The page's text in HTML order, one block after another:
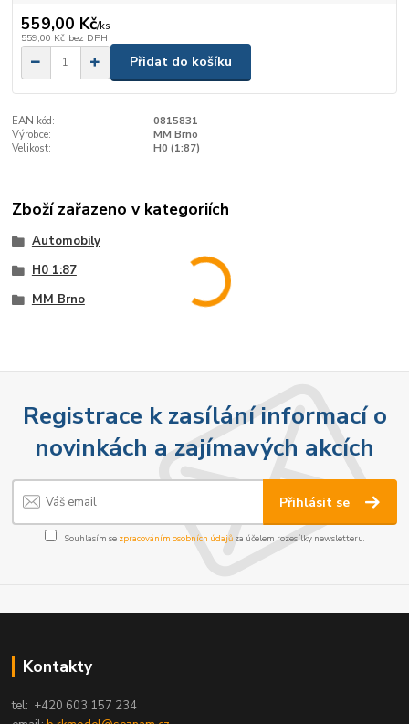
559,00 Kč/ks
559,00 Kč bez DPH
Přidat do košíku
EAN kód:
0815831
Výrobce:
MM Brno
Velikost:
H0 (1:87)
Zboží zařazeno v kategoriích
Automobily
H0 1:87
MM Brno
Registrace k zasílání informací o
novinkách a zajímavých akcích
Přihlásit se
Souhlasím se zpracováním osobních údajůza účelem rozesílky newsletteru.
Kontakty
tel: +420 603 157 234